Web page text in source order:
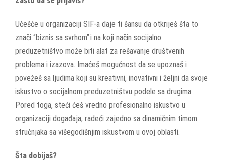
Učešće u organizaciji SIF-a daje ti šansu da otkriješ šta to
znači ‘’biznis sa svrhom” i na koji način socijalno
preduzetništvo može biti alat za rešavanje društvenih
problema i izazova. Imaćeš mogućnost da se upoznaš i
povežeš sa ljudima koji su kreativni, inovativni i željni da svoje
iskustvo o socijalnom preduzetništvu podele sa drugima .
Pored toga, steći ćeš vredno profesionalno iskustvo u
organizaciji događaja, radeći zajedno sa dinamičnim timom
stručnjaka sa višegodišnjim iskustvom u ovoj oblasti.
Šta dobijaš?